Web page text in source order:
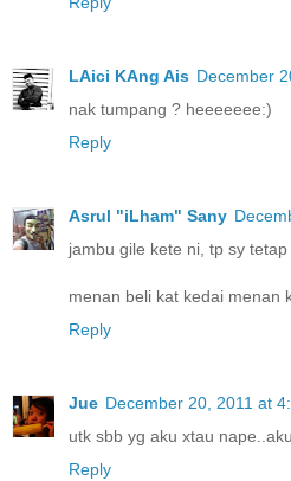
LAici KAng Ais December
nak tumpang ? heeeeeee:)
Reply
Asrul "iLham" Sany
jambu gile kete ni, tp sy
menan beli kat kedai menan
Reply
Jue December 20, 2011 at
utk sbb yg aku xtau
Reply